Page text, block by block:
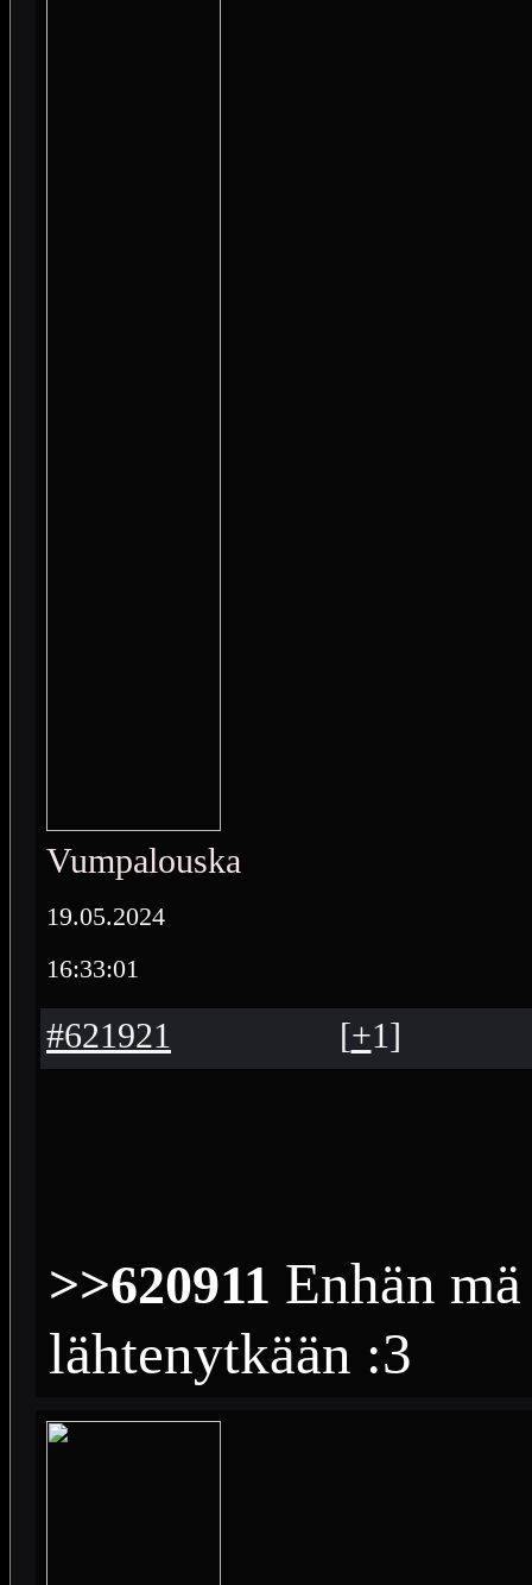
Vumpalouska
19.05.2024
16:33:01
#621921 [+1]
>>620911 Enhän
lähtenytkään :3